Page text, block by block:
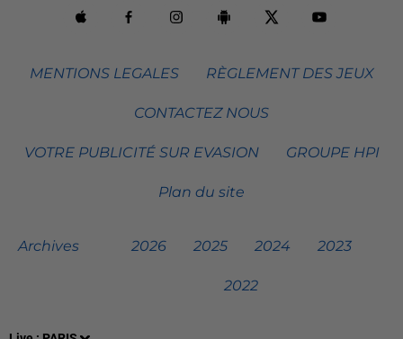
MENTIONS LEGALES RÈGLEMENT DES JEUX
CONTACTEZ NOUS
VOTRE PUBLICITÉ SUR EVASION GROUPE HPI
Plan du site
Archives 2026 2025 2024 2023
2022